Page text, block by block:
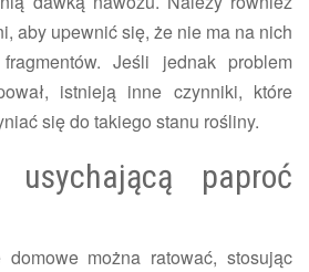
aby upewnić się, że nie ma na nich
Jeśli jednak problem
istnieją inne czynniki, które
się do takiego stanu rośliny.
paproć
domowe można ratować, stosując